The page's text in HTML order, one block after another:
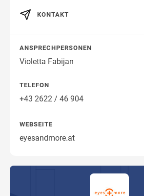
Wegbeschreibung
KONTAKT
ANSPRECHPERSONEN
Violetta Fabijan
TELEFON
+43 2622 / 46 904
WEBSEITE
eyesandmore.at